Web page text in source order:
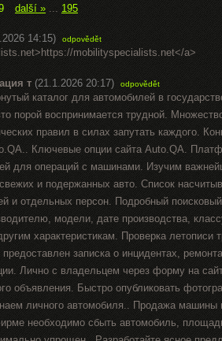
další » ... 195
14:15) odpovědět
mobilityspecialists.net</a>
т (21.1.2026 20:17) odpovědět
каталог для автомобилей в
порой воспринимается трудной.
правил в силах запутать каждого.
Ключевые опции сайта Auto.QA.
для операций с машинами. Изучим
и подержанных авто. Список
и отдельных персон. Подробный
модели, дате производства,
характеристикам. Проверка летописи
записка о инцидентах,
Лично с владельцем через форму на
объявления. Быстро опубликовать
личного автомобиля.. Продажа машины
необходимо сбыть автомобиль,